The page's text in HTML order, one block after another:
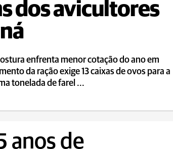
dos avicultores
enfrenta menor cotação do ano em
da ração exige 13 caixas de ovos para a
tonelada de farel ...
anos de